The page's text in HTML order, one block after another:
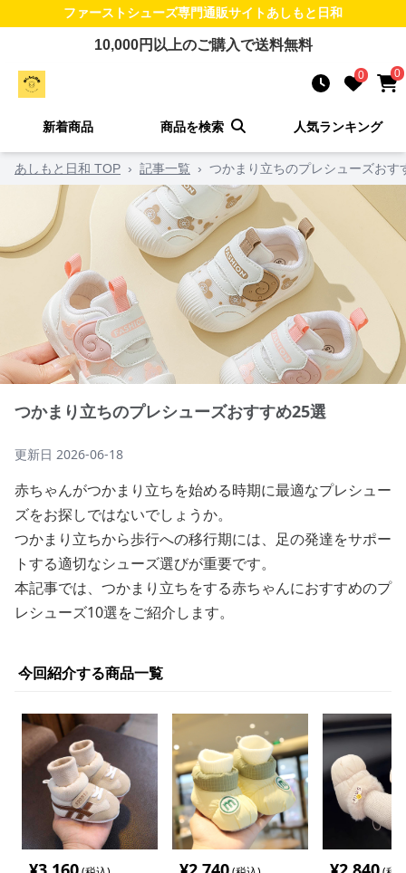
ファーストシューズ専門通販サイトあしもと日和
10,000円以上のご購入で送料無料
0 0
新着商品 商品を検索 人気ランキング
あしもと日和 TOP › 記事一覧 › つかまり立ちのプレシューズおす
つかまり立ちのプレシューズおすすめ25選
更新日 2026-06-18
赤ちゃんがつかまり立ちを始める時期に最適なプレシュー
ズをお探しではないでしょうか。
つかまり立ちから歩行への移行期には、足の発達をサポー
トする適切なシューズ選びが重要です。
本記事では、つかまり立ちをする赤ちゃんにおすすめのプ
レシューズ10選をご紹介します。
今回紹介する商品一覧